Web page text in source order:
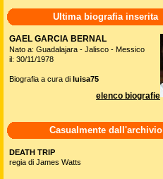
Ultima biografia inserita
GAEL GARCIA BERNAL
Nato a: Guadalajara - Jalisco - Messico
il: 30/11/1978
Biografia a cura di luisa75
elenco biografie
Casualmente dall'archivio
DEATH TRIP
regia di James Watts